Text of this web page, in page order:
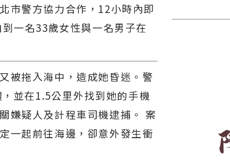
市警方協力合作，12小時內即
一名33歲女性與一名男子在
被拖入海中，造成她昏迷。警
並在1.5公里外找到她的手機
嫌疑人及計程車司機逮捕。 案
一起前往海邊，卻意外發生衝